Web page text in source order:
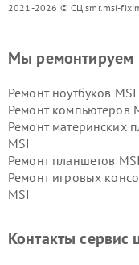
2021-2026 © СЦ smr.msi-
Мы ремонтируем
Ремонт ноутбуков MSI
Ремонт компьютеров
Ремонт материнских
MSI
Ремонт планшетов MSI
Ремонт игровых
MSI
Контакты сервис